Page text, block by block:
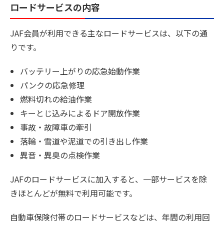
ロードサービスの内容
JAF会員が利用できる主なロードサービスは、以下の通
りです。
バッテリー上がりの応急始動作業
パンクの応急修理
燃料切れの給油作業
キーとじ込みによるドア開放作業
事故・故障車の牽引
落輪・雪道や泥道での引き出し作業
異音・異臭の点検作業
JAFのロードサービスに加入すると、一部サービスを除
きほとんどが無料で利用可能です。
自動車保険付帯のロードサービスなどは、年間の利用回